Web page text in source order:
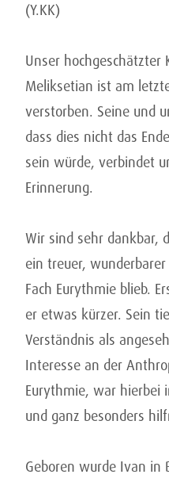
(Y.KK)
Unser hochgeschätzter
Meliksetian ist am
verstorben. Seine und
dass dies nicht das
sein würde, verbindet
Erinnerung.
Wir sind sehr dankbar,
ein treuer,
Fach Eurythmie blieb.
er etwas kürzer. Sein
Verständnis als
Interesse an der
Eurythmie, war hierbei
und ganz besonders
Geboren wurde Ivan in